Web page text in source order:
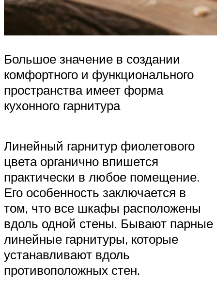
Большое значение в создании
комфортного и функционального
пространства имеет форма
кухонного гарнитура
Линейный гарнитур фиолетового
цвета органично впишется
практически в любое помещение.
Его особенность заключается в
том, что все шкафы расположены
вдоль одной стены. Бывают парные
линейные гарнитуры, которые
устанавливают вдоль
противоположных стен.